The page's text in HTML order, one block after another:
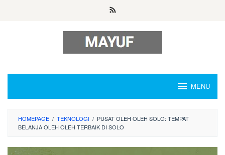
MENU
HOMEPAGE / TEKNOLOGI / PUSAT OLEH OLEH SOLO: TEMPAT
BELANJA OLEH OLEH TERBAIK DI SOLO